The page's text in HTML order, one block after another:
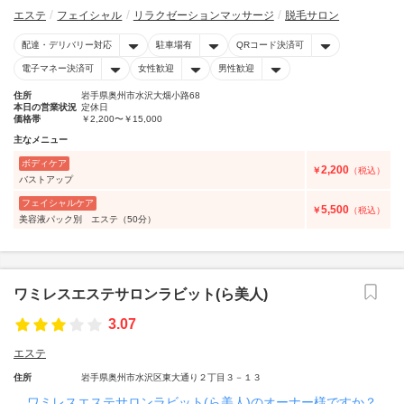
エステ フェイシャル リラクゼーションマッサージ 脱毛サロン
配達・デリバリー対応 駐車場有 QRコード決済可
電子マネー決済可 女性歓迎 男性歓迎
住所
岩手県奥州市水沢大畑小路68
本日の営業状況 定休日
価格帯
￥2,200〜￥15,000
主なメニュー
ボディケア
バストアップ
￥2,200 （税込）
フェイシャルケア
美容液パック別 エステ（50分）
￥5,500 （税込）
ワミレスエステサロンラビット(ら美人)
3.07
エステ
住所 岩手県奥州市水沢区東大通り２丁目３－１３